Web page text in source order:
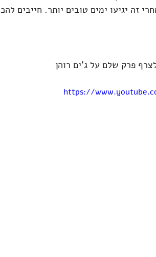
זה יגיעו ימים טובים יותר. חייבים
https://